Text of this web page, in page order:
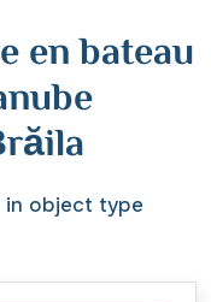
en bateau
object type